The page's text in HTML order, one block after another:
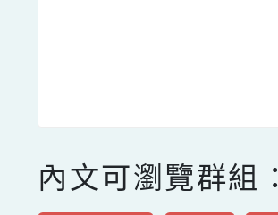
內文可瀏覽群組：